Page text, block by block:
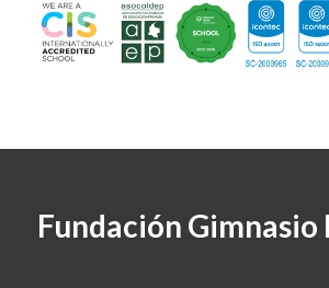
Fundación